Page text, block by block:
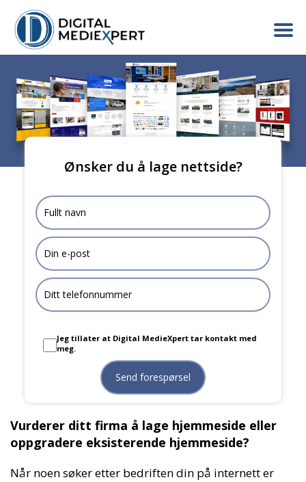
Ønsker du å lage nettside?
Jeg tillater at Digital MedieXpert tar kontakt med
meg.
Vurderer ditt firma å lage hjemmeside eller
oppgradere eksisterende hjemmeside?
Når noen søker etter bedriften din på internett er